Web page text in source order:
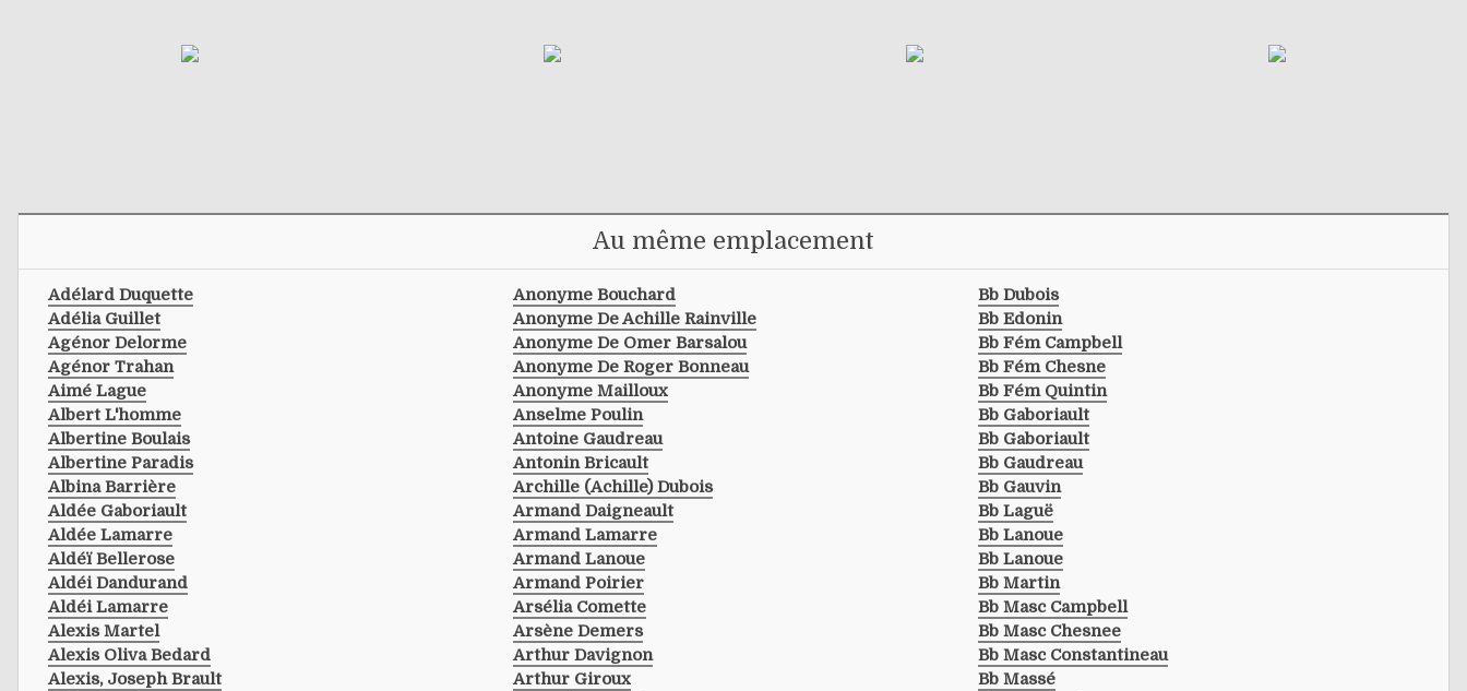
Au même emplacement
Adélard Duquette
Adélia Guillet
Agénor Delorme
Agénor Trahan
Aimé Lague
Albert L'homme
Albertine Boulais
Albertine Paradis
Albina Barrière
Aldée Gaboriault
Aldée Lamarre
Aldéï Bellerose
Aldéi Dandurand
Aldéi Lamarre
Alexis Martel
Alexis Oliva Bedard
Alexis, Joseph Brault
Anonyme Bouchard
Anonyme De Achille Rainville
Anonyme De Omer Barsalou
Anonyme De Roger Bonneau
Anonyme Mailloux
Anselme Poulin
Antoine Gaudreau
Antonin Bricault
Archille (achille) Dubois
Armand Daigneault
Armand Lamarre
Armand Lanoue
Armand Poirier
Arsélia Comette
Arsène Demers
Arthur Davignon
Arthur Giroux
Bb Dubois
Bb Edonin
Bb Fém Campbell
Bb Fém Chesne
Bb Fém Quintin
Bb Gaboriault
Bb Gaboriault
Bb Gaudreau
Bb Gauvin
Bb Laguë
Bb Lanoue
Bb Lanoue
Bb Martin
Bb Masc Campbell
Bb Masc Chesnee
Bb Masc Constantineau
Bb Massé